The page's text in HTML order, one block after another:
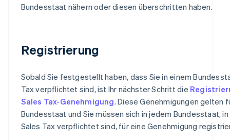
Bundesstaat nähern oder diesen überschritten haben.
Registrierung
Sobald Sie festgestellt haben, dass Sie in einem
Tax verpflichtet sind, ist Ihr nächster Schritt die
Sales Tax-Genehmigung. Diese Genehmigungen gelten
Bundesstaat und Sie müssen sich in jedem Bundesstaat,
Sales Tax verpflichtet sind, für eine Genehmigung